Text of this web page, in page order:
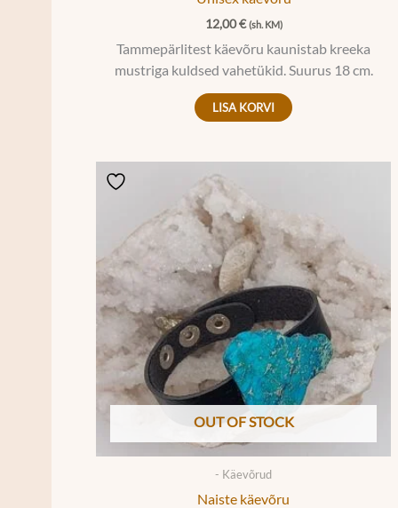
12,00€ (sh. KM)
Tammepärlitest käevõru kaunistab kreeka
mustriga kuldsed vahetükid. Suurus 18 cm.
LISA KORVI
OUT OF STOCK
- Käevõrud
Naiste käevõru